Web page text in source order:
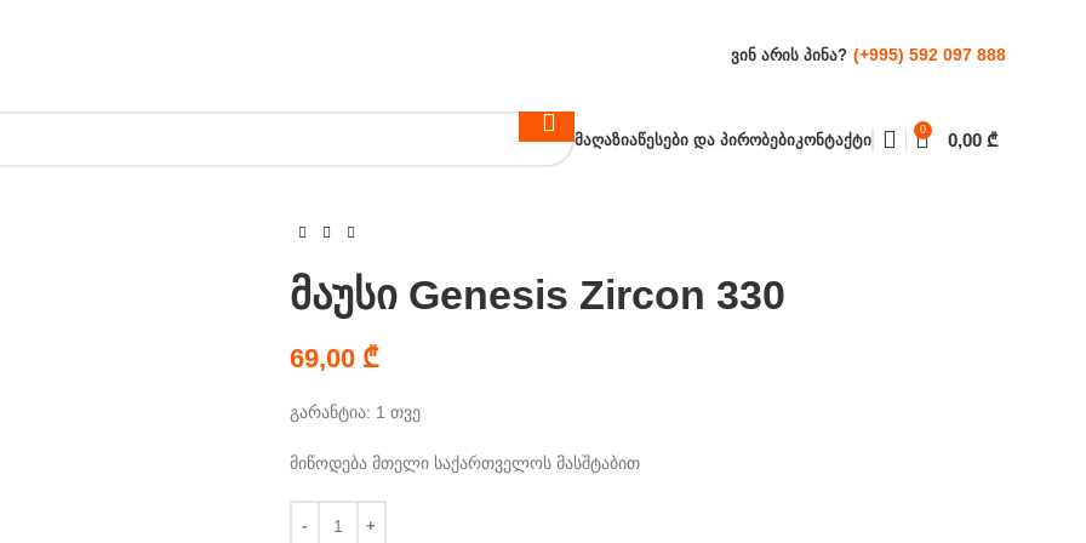
ᲕᲘᲜ ᲐᲠᲘᲡ ᲞᲘᲜᲐ? (+995) 592 097 888
ᲛᲐᲦᲐᲖᲘᲐᲬᲔᲡᲔᲑᲘ ᲓᲐ ᲞᲘᲠᲝᲑᲔᲑᲘᲙᲝᲜᲢᲐᲥᲢᲘ
0 0,00 ₾
მაუსი Genesis Zircon 330
69,00 ₾
გარანტია: 1 თვე
მიწოდება მთელი საქართველოს მასშტაბით